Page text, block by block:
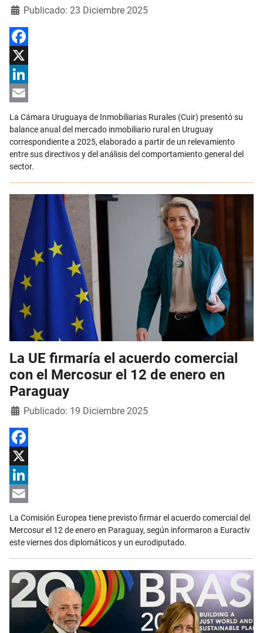
Detalles
Publicado: 23 Diciembre 2025
Facebook
X
LinkedIn
Email
La Cámara Uruguaya de Inmobiliarias Rurales (Cuir) presentó su
balance anual del mercado inmobiliario rural en Uruguay
correspondiente a 2025, elaborado a partir de un relevamiento
entre sus directivos y del análisis del comportamiento general del
sector.
La UE firmaría el acuerdo comercial
con el Mercosur el 12 de enero en
Paraguay
Detalles
Publicado: 19 Diciembre 2025
Facebook
X
LinkedIn
La Comisión Europea tiene previsto firmar el acuerdo comercial del
Mercosur el 12 de enero en Paraguay, según informaron a Euractiv
este viernes dos diplomáticos y un eurodiputado.